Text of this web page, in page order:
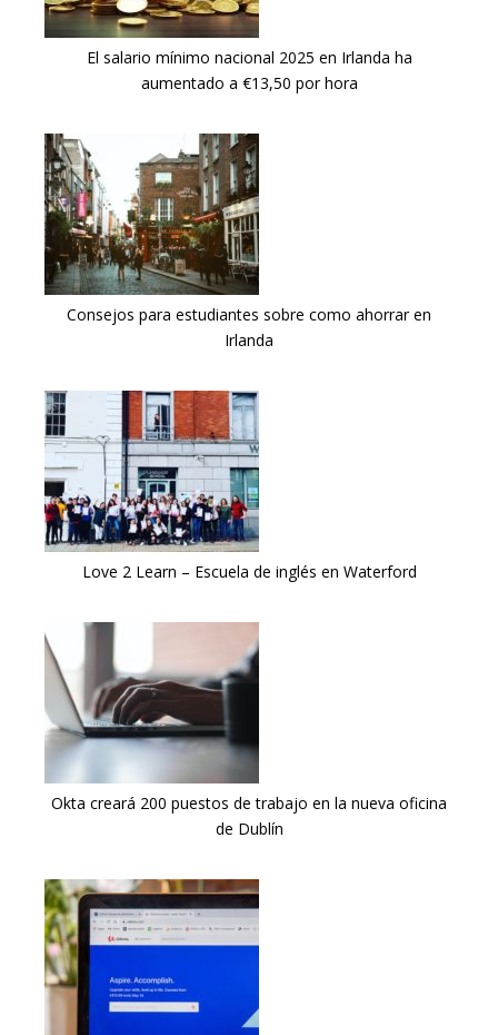
El salario mínimo nacional 2025 en Irlanda ha
aumentado a €13,50 por hora
Consejos para estudiantes sobre como ahorrar en
Irlanda
Love 2 Learn – Escuela de inglés en Waterford
Okta creará 200 puestos de trabajo en la nueva oficina
de Dublín